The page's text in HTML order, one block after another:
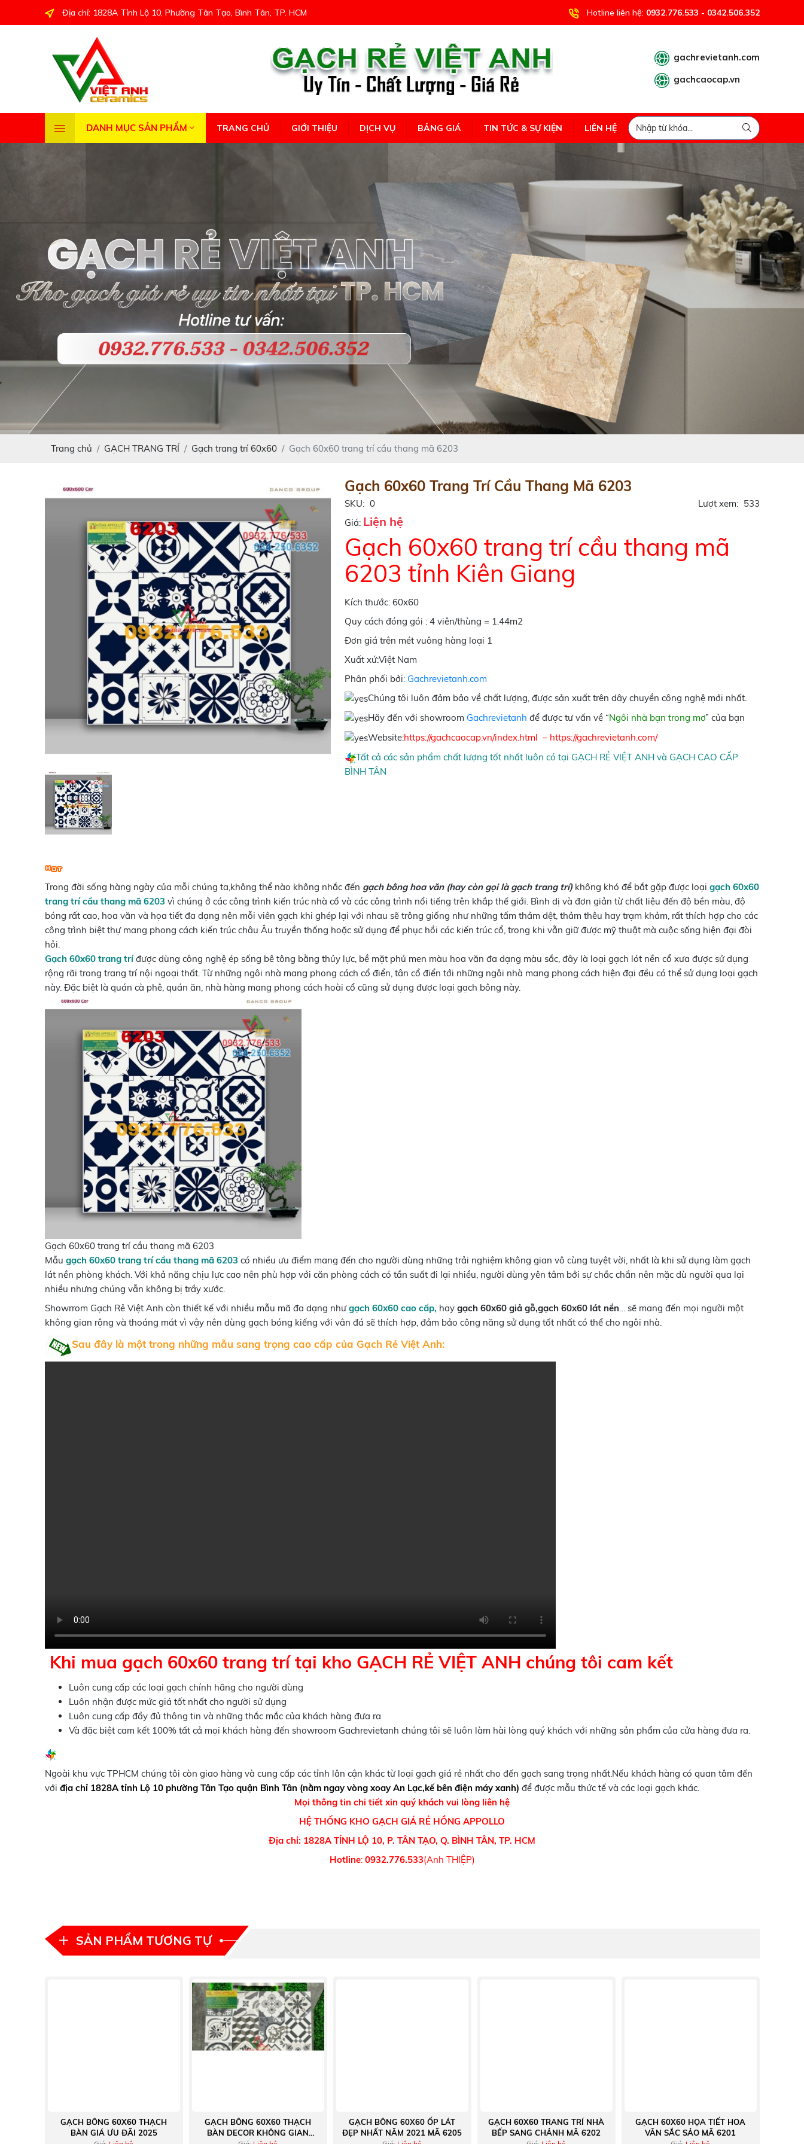
Địa chỉ: 1828A Tỉnh Lộ 10, Phường Tân Tạo, Bình Tân, TP. HCM Hotline liên hệ: 0932.776.533 - 0342.506.352
gachrevietanh.com
gachcaocap.vn
DANH MỤC SẢN PHẨM TRANG CHỦ GIỚI THIỆU DỊCH VỤ BẢNG GIÁ TIN TỨC & SỰ KIỆN LIÊN HỆ
Trang chủ GẠCH TRANG TRÍ Gạch trang trí 60x60 Gạch 60x60 trang trí cầu thang mã 6203
Gạch 60x60 Trang Trí Cầu Thang Mã 6203
SKU: 0 Lượt xem: 533
Giá: Liện hệ
Gạch 60x60 trang trí cầu thang mã
6203 tỉnh Kiên Giang
Kích thước: 60x60
Quy cách đóng gói : 4 viên/thùng = 1.44m2
Đơn giá trên mét vuông hàng loại 1
Xuất xứ:Việt Nam
Phân phối bởi: Gachrevietanh.com
Chúng tôi luôn đảm bảo về chất lượng, được sản xuất trên dây chuyền công nghệ mới nhất.
Hãy đến với showroom Gachrevietanh để được tư vấn về “Ngôi nhà bạn trong mơ” của bạn
Website:https://gachcaocap.vn/index.html – https://gachrevietanh.com/
Tất cả các sản phẩm chất lượng tốt nhất luôn có tại GẠCH RẺ VIỆT ANH và GẠCH CAO CẤP
BÌNH TÂN
Trong đời sống hàng ngày của mỗi chúng ta,không thể nào không nhắc đến gạch bông hoa văn (hay còn gọi là gạch trang trí) không khó để bắt gặp được loại gạch 60x60
trang trí cầu thang mã 6203 vì chúng ở các công trình kiến trúc nhà cổ và các công trình nổi tiếng trên khắp thế giới. Bình dị và đơn giản từ chất liệu đến độ bền màu, độ
bóng rất cao, hoa văn và họa tiết đa dạng nên mỗi viên gạch khi ghép lại với nhau sẽ trông giống như những tấm thảm dệt, thảm thêu hay trạm khảm, rất thích hợp cho các
công trình biệt thự mang phong cách kiến trúc châu Âu truyền thống hoặc sử dụng để phục hồi các kiến trúc cổ, trong khi vẫn giữ được mỹ thuật mà cuộc sống hiện đại đòi
hỏi.
Gạch 60x60 trang tríđược dùng công nghệ ép sống bê tông bằng thủy lực, bề mặt phủ men màu hoa văn đa dạng màu sắc, đây là loại gạch lót nền cổ xưa được sử dụng
rộng rãi trong trang trí nội ngoại thất. Từ những ngôi nhà mang phong cách cổ điển, tân cổ điển tới những ngôi nhà mang phong cách hiện đại đều có thể sử dụng loại gạch
này. Đặc biệt là quán cà phê, quán ăn, nhà hàng mang phong cách hoài cổ cũng sử dụng được loại gạch bông này.
Gạch 60x60 trang trí cầu thang mã 6203
Mẫu gạch 60x60 trang trí cầu thang mã 6203 có nhiều ưu điểm mang đến cho người dùng những trải nghiệm không gian vô cùng tuyệt vời, nhất là khi sử dụng làm gạch
lát nền phòng khách. Với khả năng chịu lực cao nên phù hợp với căn phòng cách có tần suất đi lại nhiều, người dùng yên tâm bởi sự chắc chắn nên mặc dù người qua lại
nhiều nhưng chúng vẫn không bị trầy xước.
Showrrom Gạch Rẻ Việt Anh còn thiết kế với nhiều mẫu mã đa dạng nhưgạch 60x60 cao cấp, hay gạch 60x60 giả gỗ,gạch 60x60 lát nền … sẽ mang đến mọi người một
không gian rộng và thoáng mát vì vậy nên dùng gạch bóng kiếng với vân đá sẽ thích hợp, đảm bảo công năng sử dụng tốt nhất có thể cho ngôi nhà.
Sau đây là một trong những mẫu sang trọng cao cấp của Gạch Rẻ Việt Anh:
Khi mua gạch 60x60 trang trí tại kho GẠCH RẺ VIỆT ANH chúng tôi cam kết
Luôn cung cấp các loại gạch chính hãng cho người dùng
Luôn nhận được mức giá tốt nhất cho người sử dụng
Luôn cung cấp đầy đủ thông tin và những thắc mắc của khách hàng đưa ra
Và đặc biệt cam kết 100% tất cả mọi khách hàng đến showroom Gachrevietanh chúng tôi sẽ luôn làm hài lòng quý khách với những sản phẩm của cửa hàng đưa ra.
Ngoài khu vực TPHCM chúng tôi còn giao hàng và cung cấp các tỉnh lân cận khác từ loại gạch giá rẻ nhất cho đến gạch sang trọng nhất.Nếu khách hàng có quan tâm đến
với địa chỉ 1828A tỉnh Lộ 10 phường Tân Tạo quận Bình Tân (nằm ngay vòng xoay An Lạc,kế bên điện máy xanh) để được mẫu thức tế và các loại gạch khác.
Mọi thông tin chi tiết xin quý khách vui lòng liên hệ
HỆ THỐNG KHO GẠCH GIÁ RẺ HỒNG APPOLLO
Địa chỉ: 1828A TỈNH LỘ 10, P. TÂN TẠO, Q. BÌNH TÂN, TP. HCM
Hotline: 0932.776.533(Anh THIỆP)
SẢN PHẨM TƯƠNG TỰ
GẠCH BÔNG 60X60 THẠCH
BÀN GIÁ ƯU ĐÃI 2025
GẠCH BÔNG 60X60 THẠCH
BÀN DECOR KHÔNG GIAN
GẠCH BÔNG 60X60 ỐP LÁT
ĐẸP NHẤT NĂM 2021 MÃ 6205
GẠCH 60X60 TRANG TRÍ NHÀ
BẾP SANG CHẢNH MÃ 6202
GẠCH 60X60 HỌA TIẾT HOA
VĂN SẮC SẢO MÃ 6201